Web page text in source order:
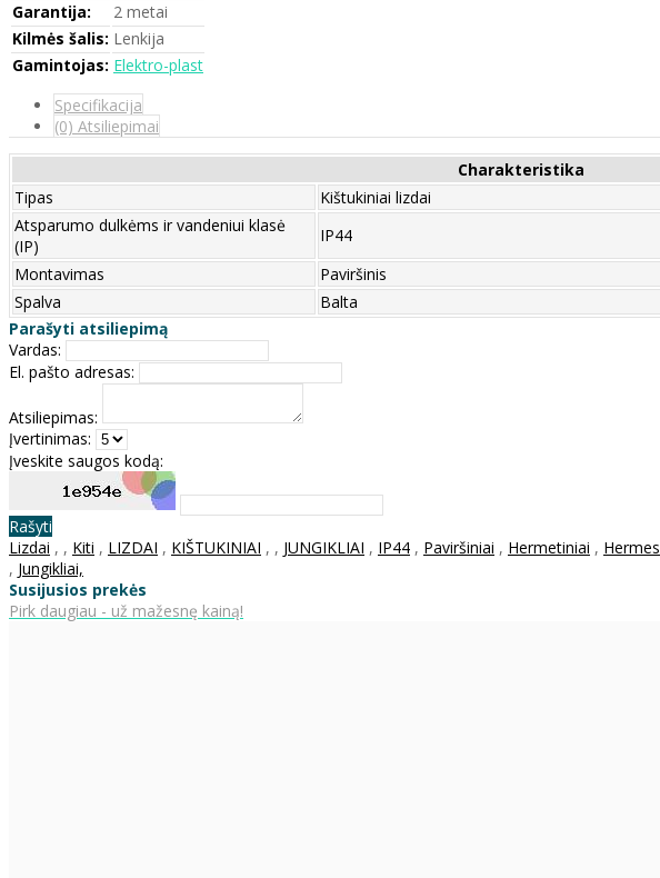
Garantija:
2 metai
Kilmės šalis: Lenkija
Gamintojas: Elektro-plast
Specifikacija
(0) Atsiliepimai
Charakteristika
Tipas
Kištukiniai lizdai
Atsparumo dulkėms ir vandeniui klasė
(IP)
IP44
Montavimas
Paviršinis
Spalva
Balta
Parašyti atsiliepimą
Vardas:
El. pašto adresas:
Atsiliepimas:
Įvertinimas:
Įveskite saugos kodą:
Rašyti
Lizdai , , Kiti , LIZDAI , KIŠTUKINIAI , , JUNGIKLIAI , IP44 , Paviršiniai , Hermetiniai , Hermes
, Jungikliai,
Susijusios prekės
Pirk daugiau - už mažesnę kainą!